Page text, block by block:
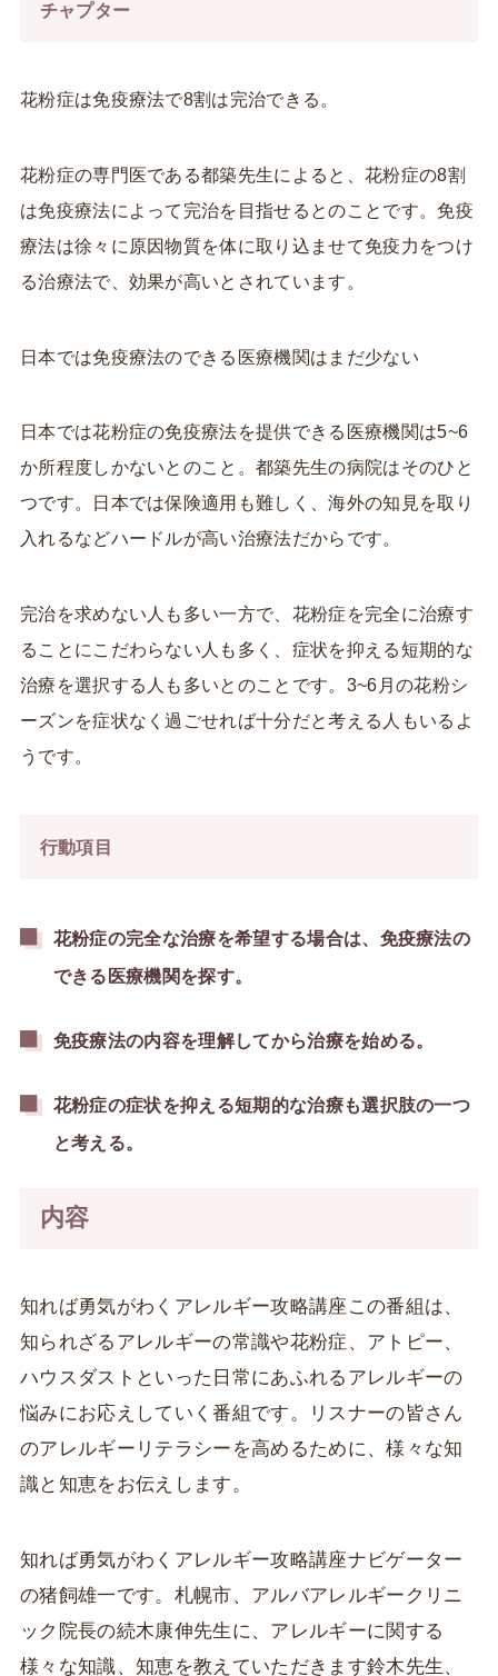
チャプター
花粉症は免疫療法で8割は完治できる。
花粉症の専門医である都築先生によると、花粉症の8割
は免疫療法によって完治を目指せるとのことです。免疫
療法は徐々に原因物質を体に取り込ませて免疫力をつけ
る治療法で、効果が高いとされています。
日本では免疫療法のできる医療機関はまだ少ない
日本では花粉症の免疫療法を提供できる医療機関は5~6
か所程度しかないとのこと。都築先生の病院はそのひと
つです。日本では保険適用も難しく、海外の知見を取り
入れるなどハードルが高い治療法だからです。
完治を求めない人も多い一方で、花粉症を完全に治療す
ることにこだわらない人も多く、症状を抑える短期的な
治療を選択する人も多いとのことです。3~6月の花粉シ
ーズンを症状なく過ごせれば十分だと考える人もいるよ
うです。
行動項目
花粉症の完全な治療を希望する場合は、免疫療法の
できる医療機関を探す。
免疫療法の内容を理解してから治療を始める。
花粉症の症状を抑える短期的な治療も選択肢の一つ
と考える。
内容
知れば勇気がわくアレルギー攻略講座この番組は、
知られざるアレルギーの常識や花粉症、アトピー、
ハウスダストといった日常にあふれるアレルギーの
悩みにお応えしていく番組です。リスナーの皆さん
のアレルギーリテラシーを高めるために、様々な知
識と知恵をお伝えします。
知れば勇気がわくアレルギー攻略講座ナビゲーター
の猪飼雄一です。札幌市、アルバアレルギークリニ
ック院長の続木康伸先生に、アレルギーに関する
様々な知識、知恵を教えていただきます鈴木先生、